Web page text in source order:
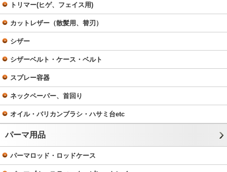
トリマー(ヒゲ、フェイス用)
カットレザー（散髪用、替刃）
シザー
シザーベルト・ケース・ベルト
スプレー容器
ネックペーパー、首回り
オイル・バリカンブラシ・ハサミ台etc
パーマ用品
パーマロッド・ロッドケース